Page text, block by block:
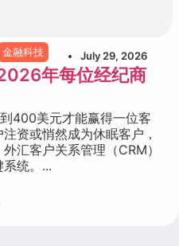
金融科技 July 29, 2026
年每位经纪商
400美元才能赢得一位客
资或悄然成为休眠客户，
汇客户关系管理（CRM）
统。...